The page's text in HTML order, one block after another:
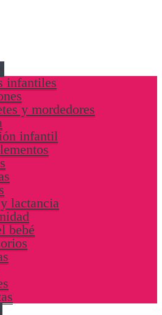
infantiles
y mordedores
infantil
lactancia
bebé